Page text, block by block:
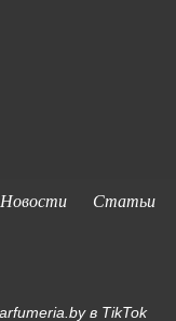
Новости
Статьи